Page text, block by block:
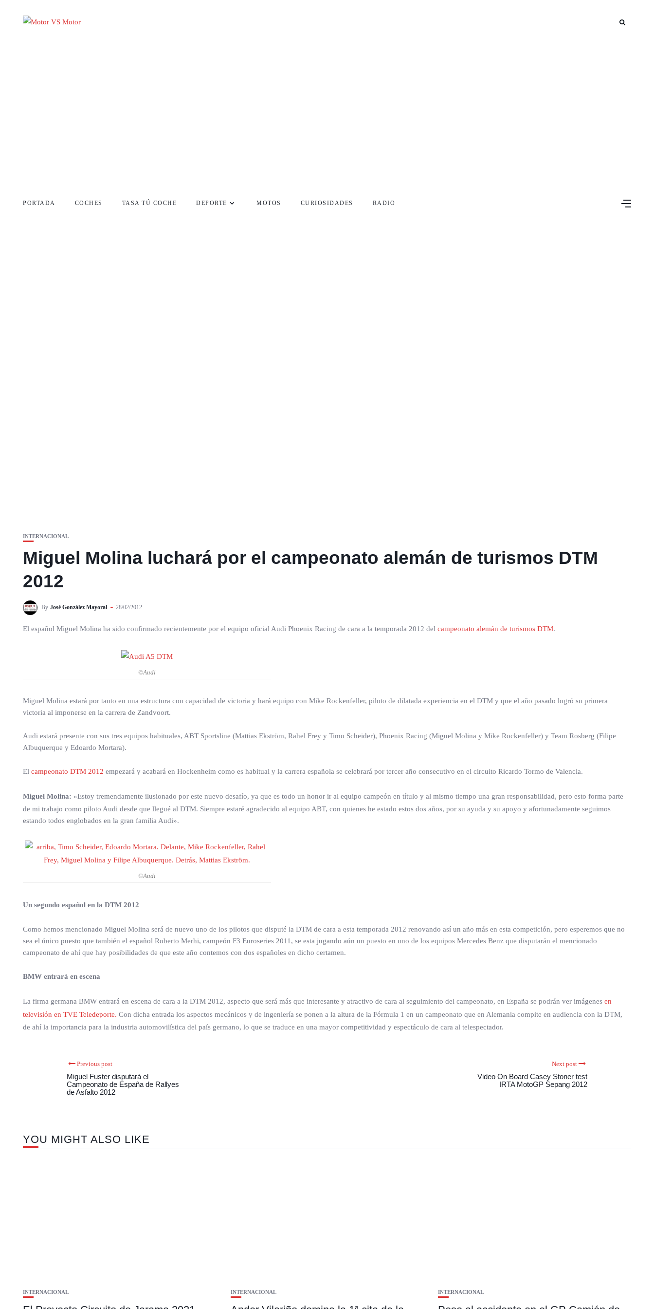
PORTADA COCHES TASA TÚ COCHE DEPORTE MOTOS CURIOSIDADES RADIO
INTERNACIONAL
Miguel Molina luchará por el campeonato alemán de turismos DTM
2012
By José González Mayoral 28/02/2012
El español Miguel Molina ha sido confirmado recientemente por el equipo oficial Audi Phoenix Racing de cara a la temporada 2012 del campeonato alemán de turismos DTM.
©Audi
Miguel Molina estará por tanto en una estructura con capacidad de victoria y hará equipo con Mike Rockenfeller, piloto de dilatada experiencia en el DTM y que el año pasado logró su primera
victoria al imponerse en la carrera de Zandvoort.
Audi estará presente con sus tres equipos habituales, ABT Sportsline (Mattias Ekström, Rahel Frey y Timo Scheider), Phoenix Racing (Miguel Molina y Mike Rockenfeller) y Team Rosberg (Filipe
Albuquerque y Edoardo Mortara).
El campeonato DTM 2012 empezará y acabará en Hockenheim como es habitual y la carrera española se celebrará por tercer año consecutivo en el circuito Ricardo Tormo de Valencia.
Miguel Molina: «Estoy tremendamente ilusionado por este nuevo desafío, ya que es todo un honor ir al equipo campeón en título y al mismo tiempo una gran responsabilidad, pero esto forma parte
de mi trabajo como piloto Audi desde que llegué al DTM. Siempre estaré agradecido al equipo ABT, con quienes he estado estos dos años, por su ayuda y su apoyo y afortunadamente seguimos
estando todos englobados en la gran familia Audi».
©Audi
Un segundo español en la DTM 2012
Como hemos mencionado Miguel Molina será de nuevo uno de los pilotos que disputé la DTM de cara a esta temporada 2012 renovando así un año más en esta competición, pero esperemos que no
sea el único puesto que también el español Roberto Merhi, campeón F3 Euroseries 2011, se esta jugando aún un puesto en uno de los equipos Mercedes Benz que disputarán el mencionado
campeonato de ahí que hay posibilidades de que este año contemos con dos españoles en dicho certamen.
BMW entrará en escena
La firma germana BMW entrará en escena de cara a la DTM 2012, aspecto que será más que interesante y atractivo de cara al seguimiento del campeonato, en España se podrán ver imágenes en
televisión en TVE Teledeporte. Con dicha entrada los aspectos mecánicos y de ingeniería se ponen a la altura de la Fórmula 1 en un campeonato que en Alemania compite en audiencia con la DTM,
de ahí la importancia para la industria automovilística del país germano, lo que se traduce en una mayor competitividad y espectáculo de cara al telespectador.
Previous post
Miguel Fuster disputará el
Campeonato de España de Rallyes
de Asfalto 2012
Next post
Video On Board Casey Stoner test
IRTA MotoGP Sepang 2012
YOU MIGHT ALSO LIKE
INTERNACIONAL INTERNACIONAL INTERNACIONAL